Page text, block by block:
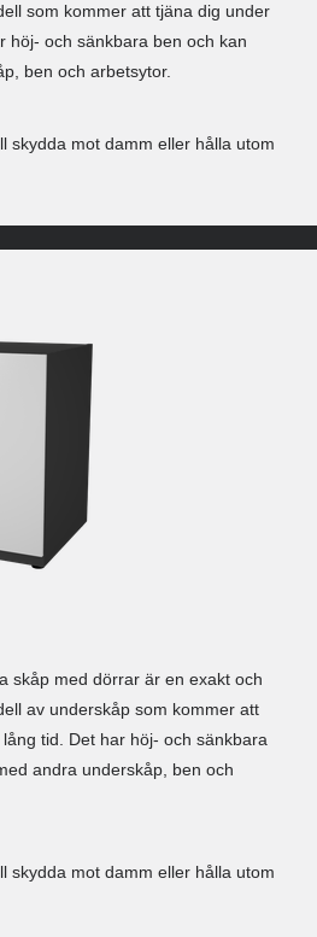
som kommer att tjäna dig under
höj- och sänkbara ben och kan
ben och arbetsytor.
skydda mot damm eller hålla utom
skåp med dörrar är en exakt och
av underskåp som kommer att
tid. Det har höj- och sänkbara
andra underskåp, ben och
skydda mot damm eller hålla utom